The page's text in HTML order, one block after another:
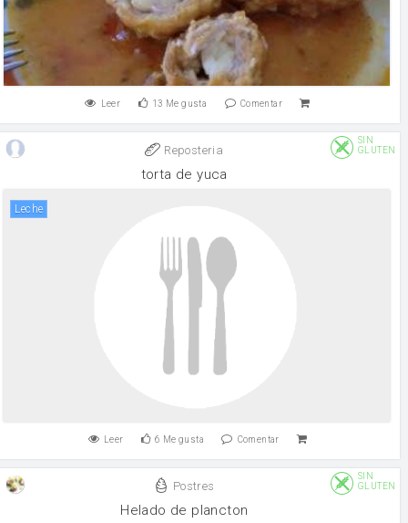
Leer 13 Me gusta Comentar
Reposteria
SIN
GLUTEN
torta de yuca
leche
Leer 6 Me gusta Comentar
Postres
SIN
GLUTEN
Helado de plancton